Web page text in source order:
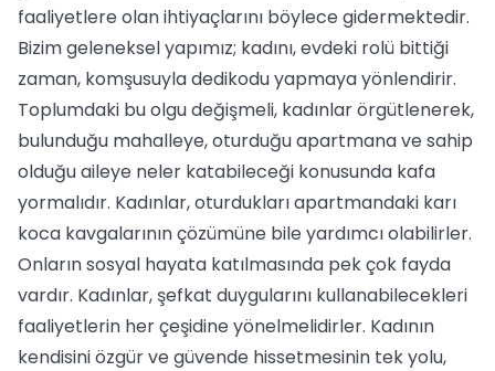
faaliyetlere olan ihtiyaçlarını böylece gidermektedir.
Bizim geleneksel yapımız; kadını, evdeki rolü bittiği
zaman, komşusuyla dedikodu yapmaya yönlendirir.
Toplumdaki bu olgu değişmeli, kadınlar örgütlenerek,
bulunduğu mahalleye, oturduğu apartmana ve sahip
olduğu aileye neler katabileceği konusunda kafa
yormalıdır. Kadınlar, oturdukları apartmandaki karı
koca kavgalarının çözümüne bile yardımcı olabilirler.
Onların sosyal hayata katılmasında pek çok fayda
vardır. Kadınlar, şefkat duygularını kullanabilecekleri
faaliyetlerin her çeşidine yönelmelidirler. Kadının
kendisini özgür ve güvende hissetmesinin tek yolu,